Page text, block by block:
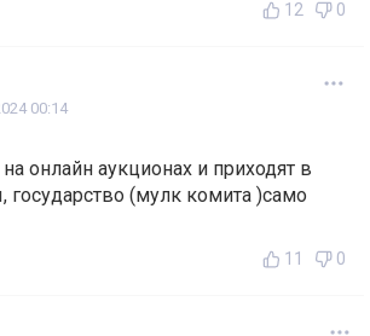
12 0
00:14
онлайн аукционах и приходят в
(мулк комита )само
11 0